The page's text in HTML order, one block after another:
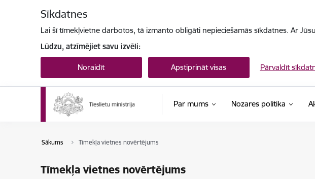
Sīkdatnes
Lai šī tīmekļvietne darbotos, tā izmanto obligāti nepieciešamās sīkdatnes. Ar
Lūdzu, atzīmējiet savu izvēli:
Noraidīt Apstiprināt visas Pārvaldīt
Par mums Nozares politika
Sākums Tīmekļa vietnes novērtējums
Tīmekļa vietnes novērtējums